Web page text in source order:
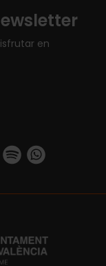
en
visit_valencia/
user/
vimeo.com/
https://https://api.whatsapp.com/